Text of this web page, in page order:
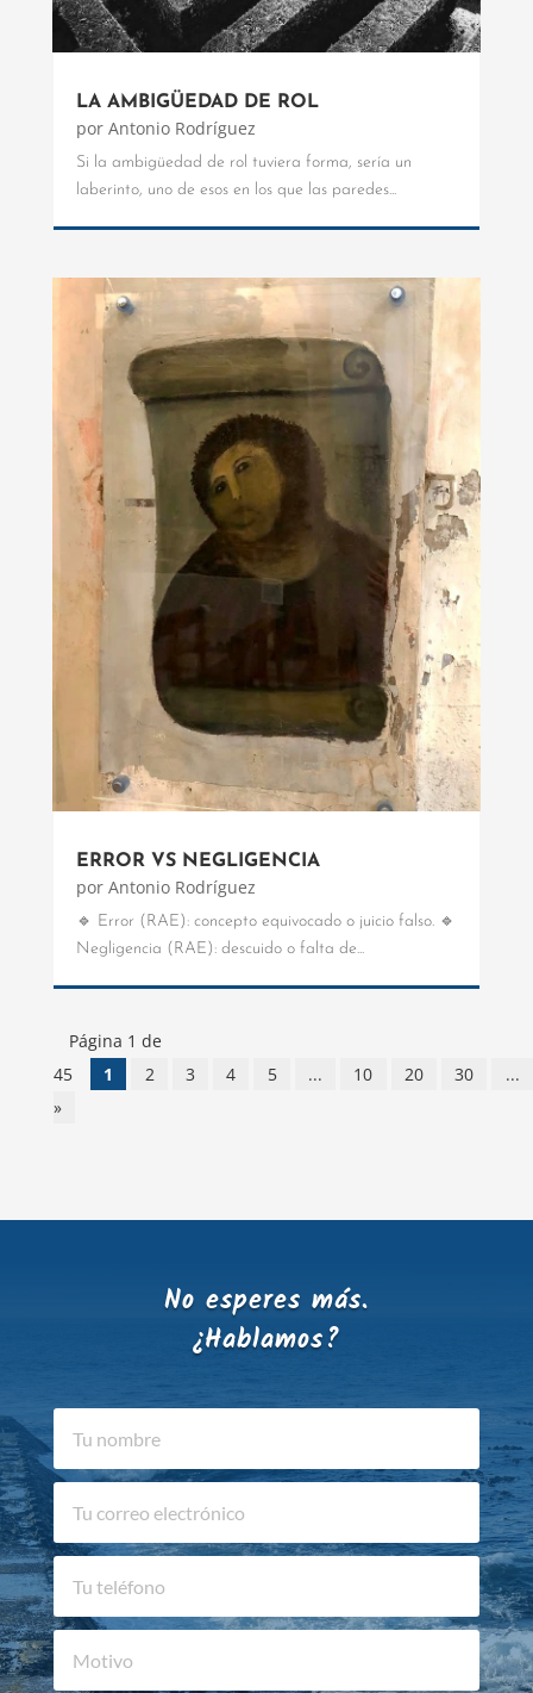
LA AMBIGÜEDAD DE ROL
por Antonio Rodríguez
Si la ambigüedad de rol tuviera forma, sería un
laberinto, uno de esos en los que las paredes...
ERROR VS NEGLIGENCIA
por Antonio Rodríguez
🔹 Error (RAE): concepto equivocado o juicio falso. 🔹
Negligencia (RAE): descuido o falta de...
Página 1 de
45
1 2 3 4 5 ... 10 20 30
...
»
No esperes más.
¿Hablamos?